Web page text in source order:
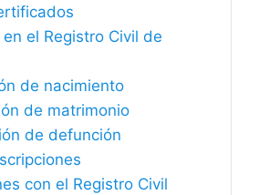
el Registro Civil de
de nacimiento
de matrimonio
de defunción
con el Registro Civil